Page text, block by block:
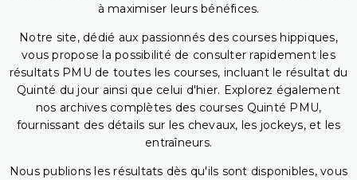
à maximiser leurs bénéfices.
Notre site, dédié aux passionnés des courses hippiques,
vous propose la possibilité de consulter rapidement les
résultats PMU de toutes les courses, incluant le résultat du
Quinté du jour ainsi que celui d'hier. Explorez également
nos archives complètes des courses Quinté PMU,
fournissant des détails sur les chevaux, les jockeys, et les
entraîneurs.
Nous publions les résultats dès qu'ils sont disponibles, vous